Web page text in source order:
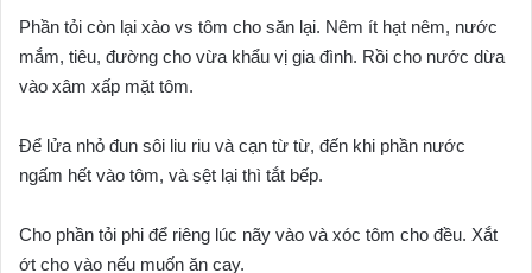
Phần tỏi còn lại xào vs tôm cho săn lại. Nêm ít hạt nêm, nước
mắm, tiêu, đường cho vừa khẩu vị gia đình. Rồi cho nước dừa
vào xâm xấp mặt tôm.
Để lửa nhỏ đun sôi liu riu và cạn từ từ, đến khi phần nước
ngấm hết vào tôm, và sệt lại thì tắt bếp.
Cho phần tỏi phi để riêng lúc nãy vào và xóc tôm cho đều. Xắt
ớt cho vào nếu muốn ăn cay.